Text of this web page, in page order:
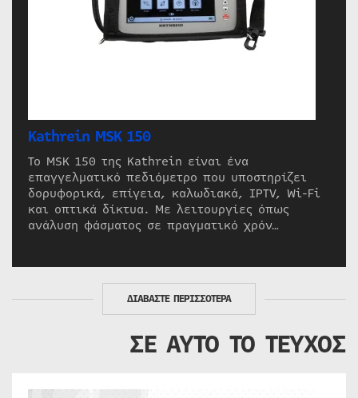
Kathrein MSK 150
Το MSK 150 της Kathrein είναι ένα
επαγγελματικό πεδιόμετρο που υποστηρίζει
δορυφορικά, επίγεια, καλωδιακά, IPTV, Wi-Fi
και οπτικά δίκτυα. Με λειτουργίες όπως
ανάλυση φάσματος σε πραγματικό χρόν…
ΔΙΑΒΑΣΤΕ ΠΕΡΙΣΣΟΤΕΡΑ
ΣΕ ΑΥΤΟ ΤΟ ΤΕΥΧΟΣ